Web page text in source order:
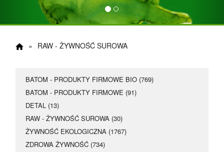
Happy Hours
% rabatu
Kupon rabatowy
Happy
» RAW - ŻYWNOŚĆ SUROWA
BATOM - PRODUKTY FIRMOWE BIO (769)
BATOM - PRODUKTY FIRMOWE (91)
DETAL (13)
RAW - ŻYWNOŚĆ SUROWA (30)
ŻYWNOŚĆ EKOLOGICZNA (1767)
ZDROWA ŻYWNOŚĆ (734)